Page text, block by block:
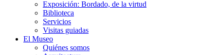
Exposición: Bordado, de la virtud
Biblioteca
Servicios
Visitas guiadas
El Museo
Quiénes somos